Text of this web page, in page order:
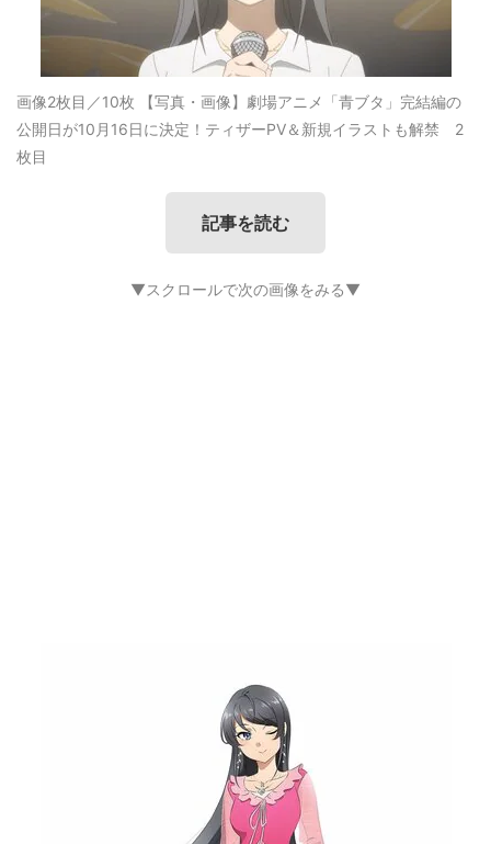
画像2枚目／10枚 【写真・画像】劇場アニメ「青ブタ」完結編の
公開日が10月16日に決定！ティザーPV＆新規イラストも解禁 2
枚目
記事を読む
▼スクロールで次の画像をみる▼